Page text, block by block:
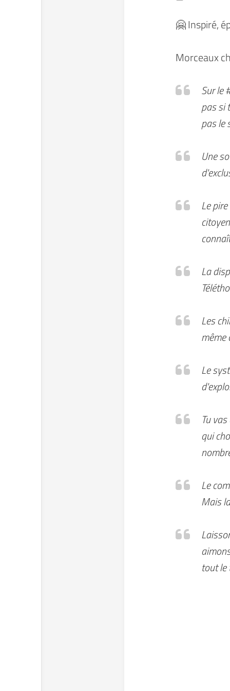
🤗 Inspiré,
Morceaux
Sur le
pas si
pas le
Une
Le
La
Les
même
Le
Tu
qui
Le
Mais
tout le